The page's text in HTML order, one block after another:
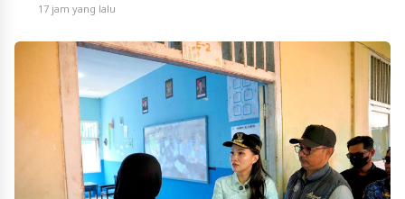
17 jam yang lalu